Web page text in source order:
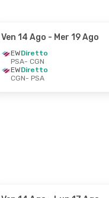
Ven 14 Ago - Mer 19 Ago
EWDiretto
PSA- CGN
EWDiretto
CGN- PSA